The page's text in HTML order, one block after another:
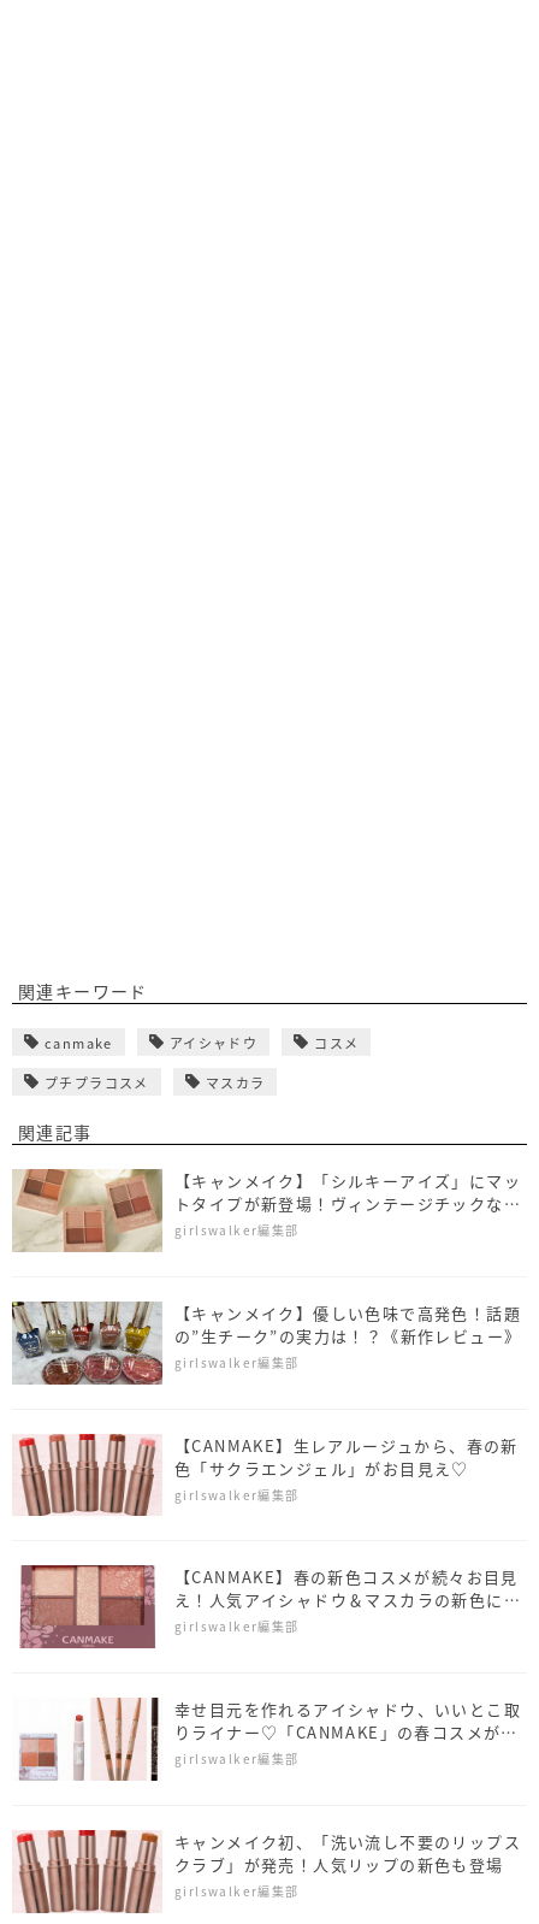
関連キーワード
canmake アイシャドウ コスメ
プチプラコスメ マスカラ
関連記事
【キャンメイク】「シルキーアイズ」にマッ
トタイプが新登場！ヴィンテージチックな花
柄モチーフにも注目♡
girlswalker編集部
【キャンメイク】優しい色味で高発色！話題
の”生チーク”の実力は！？《新作レビュー》
girlswalker編集部
【CANMAKE】生レアルージュから、春の新
色「サクラエンジェル」がお目見え♡
girlswalker編集部
【CANMAKE】春の新色コスメが続々お目見
え！人気アイシャドウ＆マスカラの新色にネ
イルの春限定色も
girlswalker編集部
幸せ目元を作れるアイシャドウ、いいとこ取
りライナー♡「CANMAKE」の春コスメが使
える
girlswalker編集部
キャンメイク初、「洗い流し不要のリップス
クラブ」が発売！人気リップの新色も登場
girlswalker編集部